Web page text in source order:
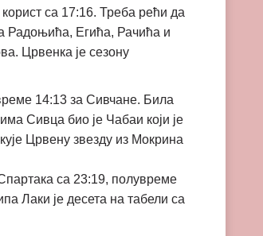
са 17:16. Треба рећи да
Радоњића, Егића, Рачића и
Црвенка је сезону
14:13 за Сивчане. Била
Сивца био је Чабаи који је
Црвену звезду из Мокрина
са 23:19, полувреме
Лаки је десета на табели са